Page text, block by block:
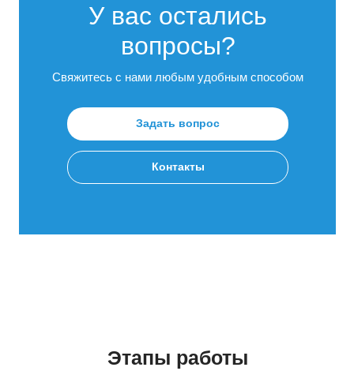
У вас остались
вопросы?
Свяжитесь с нами любым удобным способом
Задать вопрос
Контакты
Этапы работы